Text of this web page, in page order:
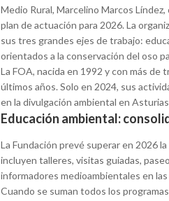
Medio Rural, Marcelino Marcos
plan de actuación para 2026. La
sus tres grandes ejes de trabajo:
orientados a la conservación del oso
La FOA, nacida en 1992 y con más
últimos años. Solo en 2024, sus
en la divulgación ambiental en
Educación ambiental:
La Fundación prevé superar en 2026
incluyen talleres, visitas guiadas,
informadores medioambientales en
Cuando se suman todos los